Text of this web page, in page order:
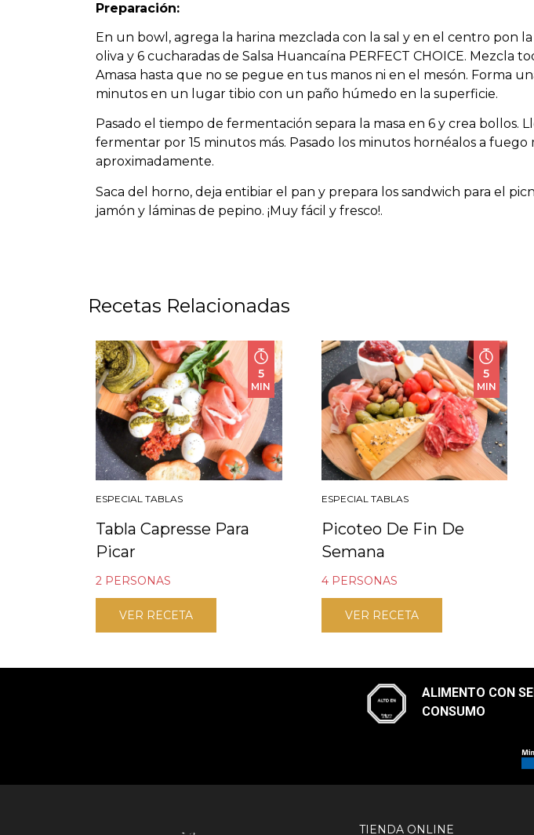
Preparación:
En un bowl, agrega la harina mezclada con la sal y en el centro pon
oliva y 6 cucharadas de Salsa Huancaína PERFECT CHOICE. Mezcla
Amasa hasta que no se pegue en tus manos ni en el mesón. Forma
minutos en un lugar tibio con un paño húmedo en la superficie.
Pasado el tiempo de fermentación separa la masa en 6 y crea bollos.
fermentar por 15 minutos más. Pasado los minutos hornéalos a fuego
aproximadamente.
Saca del horno, deja entibiar el pan y prepara los sandwich para el
jamón y láminas de pepino. ¡Muy fácil y fresco!.
Recetas Relacionadas
5
MIN
ESPECIAL TABLAS
Tabla Capresse Para
Picar
2 PERSONAS
VER RECETA
5
MIN
ESPECIAL TABLAS
Picoteo De Fin De
Semana
4 PERSONAS
VER RECETA
ALIMENTO CON
CONSUMO​
TIENDA ONLINE